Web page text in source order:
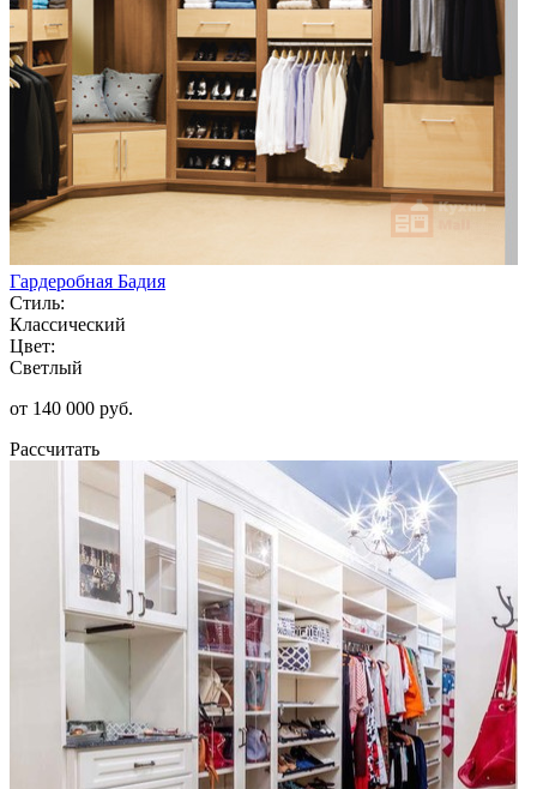
Гардеробная Бадия
Стиль:
Классический
Цвет:
Светлый
от 140 000 руб.
Рассчитать